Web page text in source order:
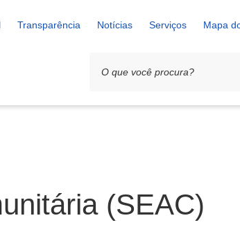
Transparência Notícias Serviços Mapa
(SEAC)